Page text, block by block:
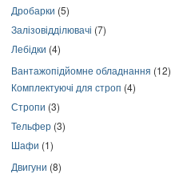
Дробарки (5)
Залізовідділювачі (7)
Лебідки (4)
Вантажопідйомне обладнання (12)
Комплектуючі для строп (4)
Стропи (3)
Тельфер (3)
Шафи (1)
Двигуни (8)